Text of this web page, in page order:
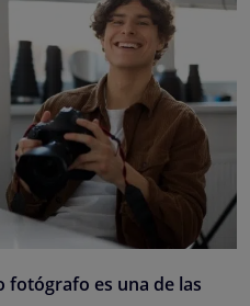
fotógrafo es una de las